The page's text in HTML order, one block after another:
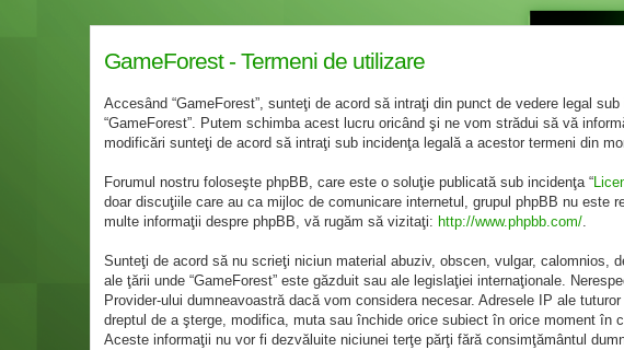
GameForest - Termeni de utilizare
Accesând “GameForest”, sunteţi de acord să intraţi din punct de vedere legal
“GameForest”. Putem schimba acest lucru oricând şi ne vom strădui să vă
modificări sunteţi de acord să intraţi sub incidenţa legală a acestor termeni din
Forumul nostru foloseşte phpBB, care este o soluţie publicată sub incidenţa “
doar discuţiile care au ca mijloc de comunicare internetul, grupul phpBB nu
multe informaţii despre phpBB, vă rugăm să vizitaţi: http://www.phpbb.com/.
Sunteţi de acord să nu scrieţi niciun material abuziv, obscen, vulgar, calomnios,
ale ţării unde “GameForest” este găzduit sau ale legislaţiei internaţionale.
Provider-ului dumneavoastră dacă vom considera necesar. Adresele IP ale
dreptul de a şterge, modifica, muta sau închide orice subiect în orice moment
Aceste informaţii nu vor fi dezvăluite niciunei terţe părţi fără consimţământul